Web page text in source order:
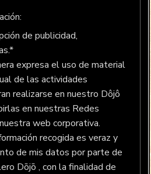
de publicidad,
expresa el uso de material
de las actividades
realizarse en nuestro Dôjô
en nuestras Redes
web corporativa.
recogida es veraz y
de mis datos por parte de
Dōjō , con la finalidad de